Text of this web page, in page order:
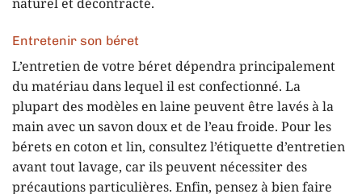
naturel et décontracté.
Entretenir son béret
L’entretien de votre béret dépendra principalement
du matériau dans lequel il est confectionné. La
plupart des modèles en laine peuvent être lavés à la
main avec un savon doux et de l’eau froide. Pour les
bérets en coton et lin, consultez l’étiquette d’entretien
avant tout lavage, car ils peuvent nécessiter des
précautions particulières. Enfin, pensez à bien faire